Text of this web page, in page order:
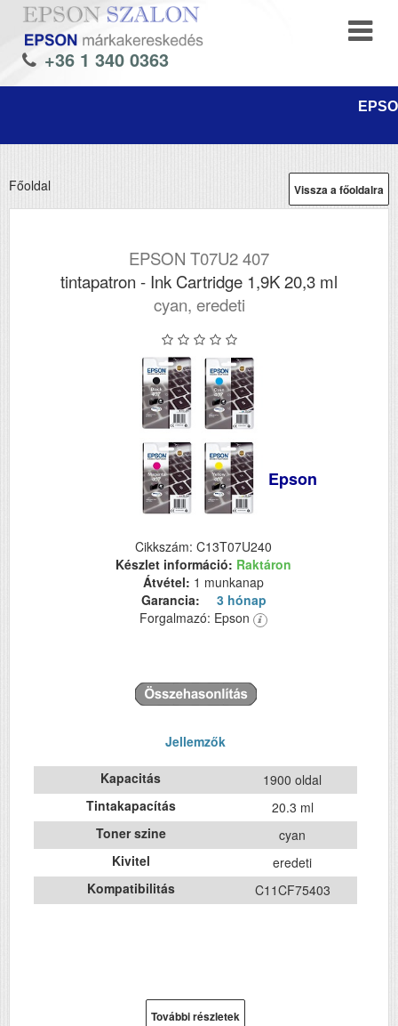
+36 1 340 0363
Vissza a főoldalra
Főoldal
EPSON T07U2 407
tintapatron - Ink Cartridge 1,9K 20,3 ml
cyan, eredeti
Epson
Cikkszám: C13T07U240
Készlet információ: Raktáron
Átvétel: 1 munkanap
Garancia:
3 hónap
Forgalmazó: Epson
Jellemzők
Kapacitás
1900 oldal
Tintakapacítás
20.3 ml
Toner szine
cyan
Kivitel
eredeti
Kompatibilitás
C11CF75403
További részletek